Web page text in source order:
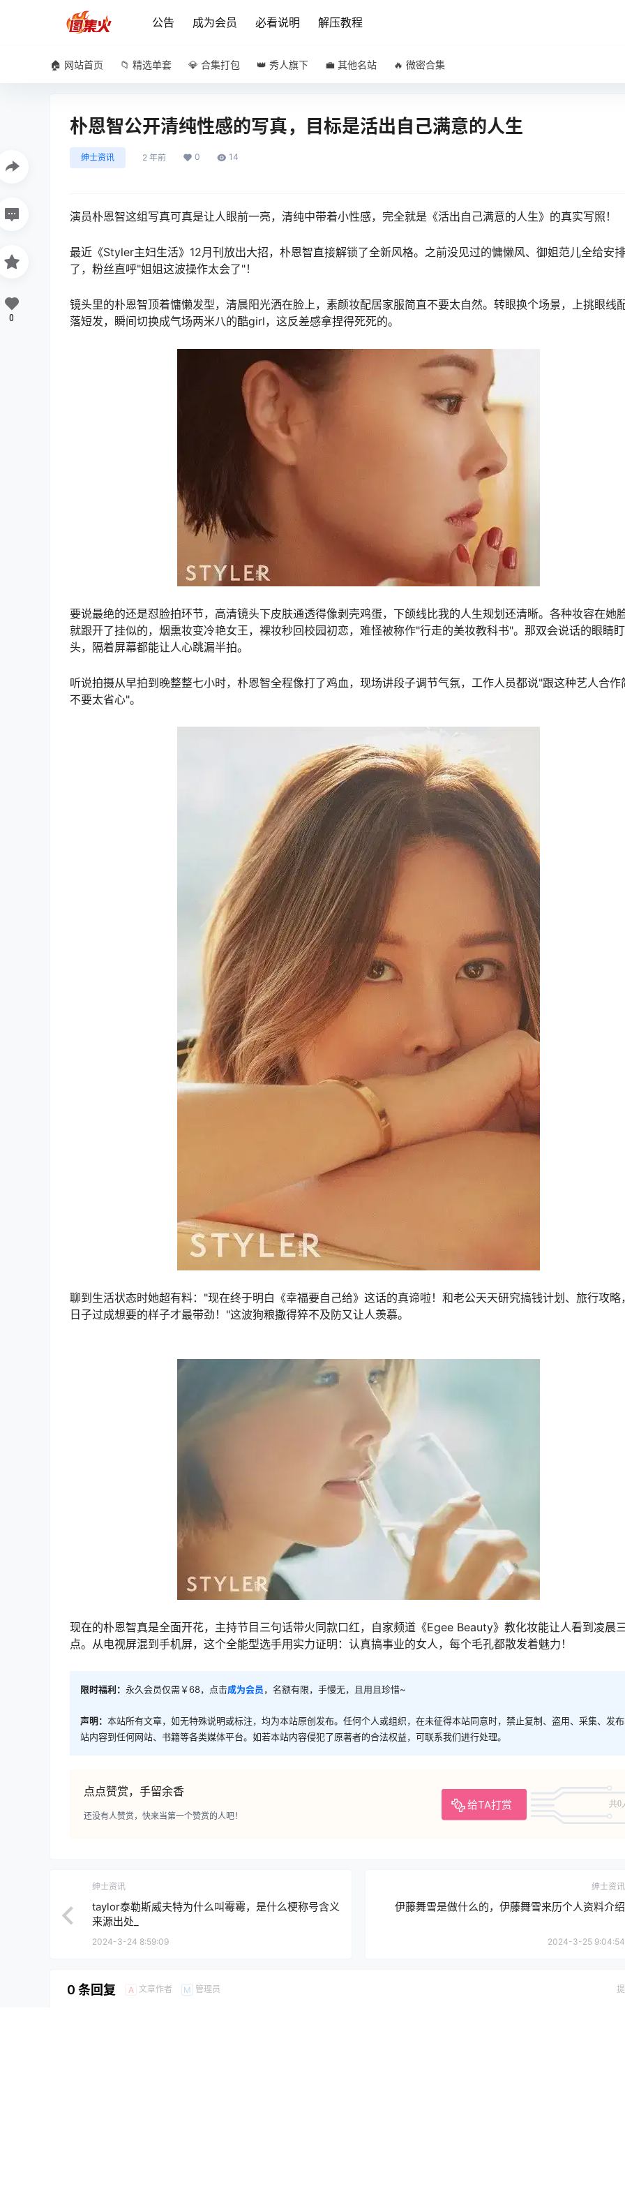
公告 成为会员 必看说明 解压教程
🏠 网站首页 📁 精选单套 💎 合集打包 👑 秀人旗下 💼 其他名站 🔥 微密合集
朴恩智公开清纯性感的写真，目标是活出自己满意的人生
绅士资讯 2 年前 0 14
演员朴恩智这组写真可真是让人眼前一亮，清纯中带着小性感，完全就是《活出自己满意的人生》的真实写照！
最近《Styler主妇生活》12月刊放出大招，朴恩智直接解锁了全新风格。之前没见过的慵懒风、御姐范儿全给安
了，粉丝直呼"姐姐这波操作太会了"！
镜头里的朴恩智顶着慵懒发型，清晨阳光洒在脸上，素颜妆配居家服简直不要太自然。转眼换个场景，上挑眼线
落短发，瞬间切换成气场两米八的酷girl，这反差感拿捏得死死的。
要说最绝的还是怼脸拍环节，高清镜头下皮肤通透得像剥壳鸡蛋，下颌线比我的人生规划还清晰。各种妆容在她
就跟开了挂似的，烟熏妆变冷艳女王，裸妆秒回校园初恋，难怪被称作"行走的美妆教科书"。那双会说话的眼睛
头，隔着屏幕都能让人心跳漏半拍。
听说拍摄从早拍到晚整整七小时，朴恩智全程像打了鸡血，现场讲段子调节气氛，工作人员都说"跟这种艺人合作
不要太省心"。
聊到生活状态时她超有料："现在终于明白《幸福要自己给》这话的真谛啦！和老公天天研究搞钱计划、旅行攻略
日子过成想要的样子才最带劲！"这波狗粮撒得猝不及防又让人羡慕。
现在的朴恩智真是全面开花，主持节目三句话带火同款口红，自家频道《Egee Beauty》教化妆能让人看到凌晨
点。从电视屏混到手机屏，这个全能型选手用实力证明：认真搞事业的女人，每个毛孔都散发着魅力！
限时福利： 永久会员仅需￥68，点击成为会员，名额有限，手慢无，且用且珍惜~
声明： 本站所有文章，如无特殊说明或标注，均为本站原创发布。任何个人或组织，在未征得本站同意时，禁止复制、盗用、采集、发
站内容到任何网站、书籍等各类媒体平台。如若本站内容侵犯了原著者的合法权益，可联系我们进行处理。
点点赞赏，手留余香
给TA打赏 共0
还没有人赞赏，快来当第一个赞赏的人吧！
0
绅士资讯
taylor泰勒斯威夫特为什么叫霉霉，是什么梗称号含义
来源出处_
2024-3-24 8:59:09
绅士资讯
伊藤舞雪是做什么的，伊藤舞雪来历个人资料介绍
2024-3-25 9:04:54
0 条回复 A 文章作者 M 管理员